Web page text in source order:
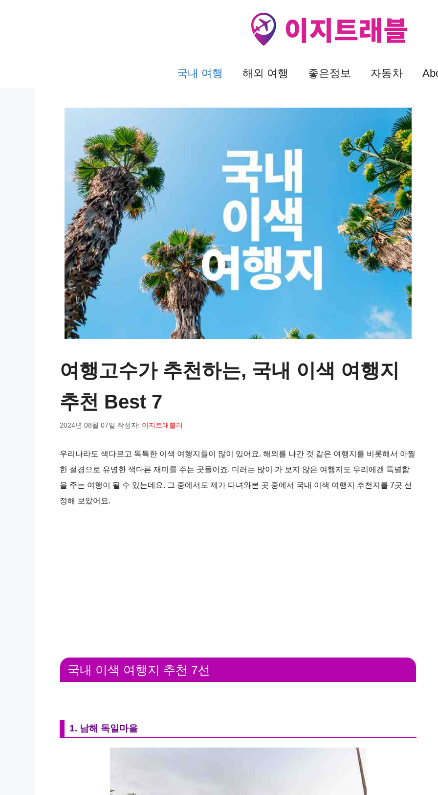
국내 여행 해외 여행 좋은정보 자동차
여행고수가 추천하는, 국내 이색 여행지
추천 Best 7
2024년 08월 07일 작성자: 이지트래블러
우리나라도 색다르고 독특한 이색 여행지들이 많이 있어요. 해외를 나간 것 같은 여행지를 비롯해서 아찔
한 절경으로 유명한 색다른 재미를 주는 곳들이죠. 더러는 많이 가 보지 않은 여행지도 우리에겐 특별함
을 주는 여행이 될 수 있는데요. 그 중에서도 제가 다녀와본 곳 중에서 국내 이색 여행지 추천지를 7곳 선
정해 보았어요.
국내 이색 여행지 추천 7선
1. 남해 독일마을